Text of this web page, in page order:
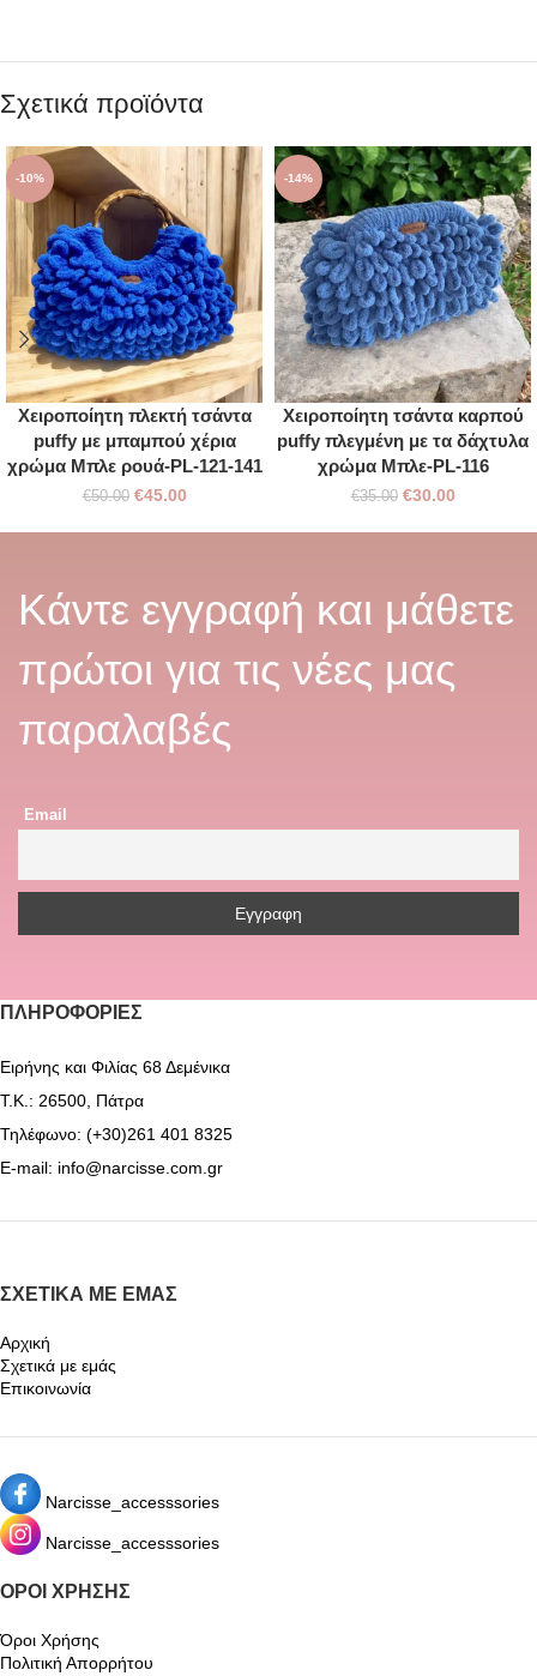
Σχετικά προϊόντα
-10%
Χειροποίητη πλεκτή τσάντα
puffy με μπαμπού χέρια
χρώμα Μπλε ρουά-PL-121-141
€50.00 €45.00
-14%
Χειροποίητη τσάντα καρπού
puffy πλεγμένη με τα δάχτυλα
χρώμα Μπλε-PL-116
€35.00 €30.00
Κάντε εγγραφή και μάθετε
πρώτοι για τις νέες μας
παραλαβές
Email
ΠΛΗΡΟΦΟΡΊΕΣ
Ειρήνης και Φιλίας 68 Δεμένικα
Τ.Κ.: 26500, Πάτρα
Τηλέφωνο: (+30)261 401 8325
E-mail: info@narcisse.com.gr
ΣΧΕΤΙΚΆ ΜΕ ΕΜΆΣ
Αρχική
Σχετικά με εμάς
Επικοινωνία
Narcisse_accesssories
Narcisse_accesssories
ΌΡΟΙ ΧΡΉΣΗΣ
Όροι Χρήσης
Πολιτική Απορρήτου